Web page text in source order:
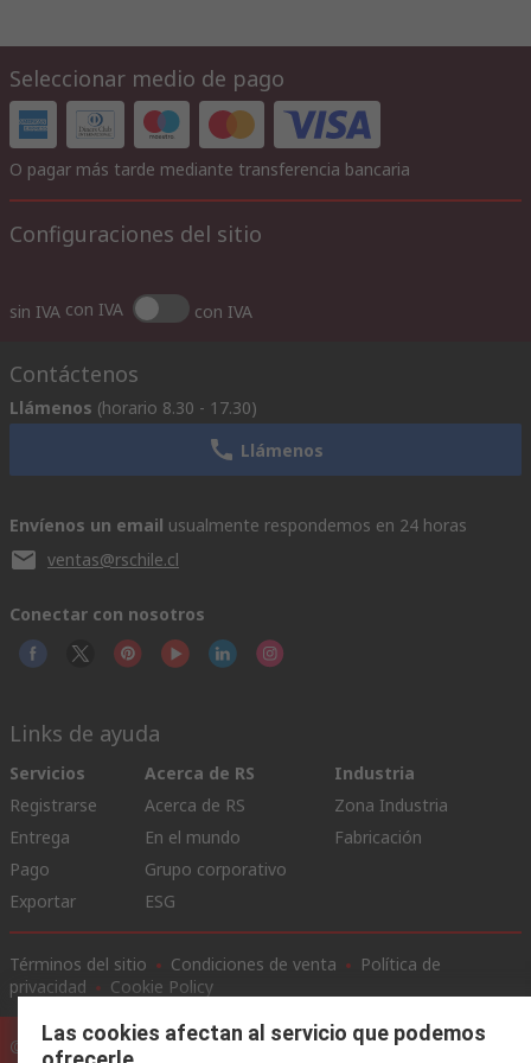
Seleccionar medio de pago
O pagar más tarde mediante transferencia bancaria
Configuraciones del sitio
sin IVA con IVA con IVA
Contáctenos
Llámenos (horario 8.30 - 17.30)
Llámenos
Envíenos un email usualmente respondemos en 24 horas
ventas@rschile.cl
Conectar con nosotros
Links de ayuda
Servicios
Registrarse
Entrega
Pago
Exportar
Acerca de RS
Acerca de RS
En el mundo
Grupo corporativo
ESG
Industria
Zona Industria
Fabricación
Términos del sitio Condiciones de venta
Política de
privacidad
Cookie Policy
©RS Group Ltd. 2020
Las cookies afectan al servicio que podemos